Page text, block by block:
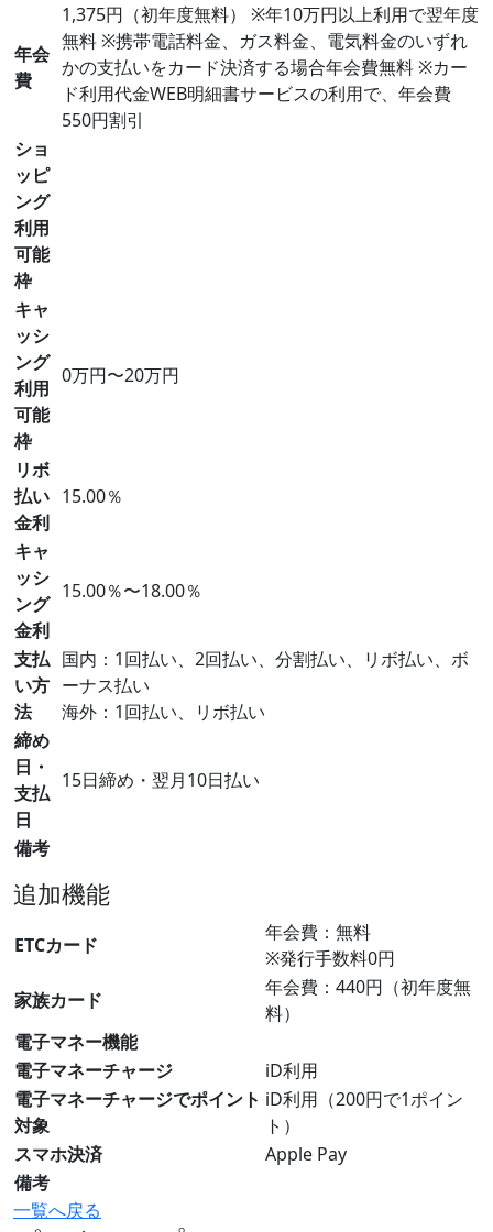
年会
費
1,375円（初年度無料） ※年10万円以上利用で翌年度
無料 ※携帯電話料金、ガス料金、電気料金のいずれ
かの支払いをカード決済する場合年会費無料 ※カー
ド利用代金WEB明細書サービスの利用で、年会費
550円割引
ショ
ッピ
ング
利用
可能
枠
キャ
ッシ
ング
利用
可能
枠
0万円〜20万円
リボ
払い
金利
15.00％
キャ
ッシ
ング
金利
15.00％〜18.00％
支払
い方
法
国内：1回払い、2回払い、分割払い、リボ払い、ボ
ーナス払い
海外：1回払い、リボ払い
締め
日・
支払
日
15日締め・翌月10日払い
備考
追加機能
ETCカード
年会費：無料
※発行手数料0円
家族カード
年会費：440円（初年度無
料）
電子マネー機能
電子マネーチャージ
iD利用
電子マネーチャージでポイント
対象
iD利用（200円で1ポイン
ト）
スマホ決済
Apple Pay
備考
一覧へ戻る